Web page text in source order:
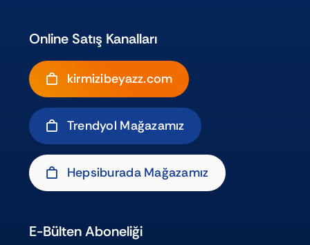
Online Satış Kanalları
kirmizibeyazz.com
Trendyol Mağazamız
Hepsiburada Mağazamız
E-Bülten Aboneliği